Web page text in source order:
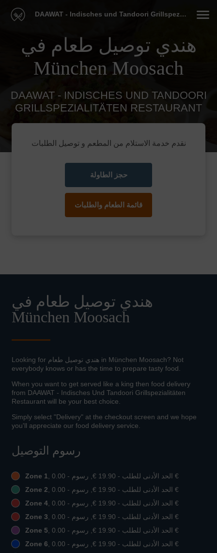
DAAWAT - Indisches und Tandoori Grillspezialitäten Restaurant
هندي توصيل طعام في
München Moosach
DAAWAT - INDISCHES UND TANDOORI
GRILLSPEZIALITÄTEN RESTAURANT
نقدم خدمة الاستلام من المطعم و توصيل الطلبات
حجز الطاولة
قائمة الطعام والطلبات
هندي توصيل طعام في
München Moosach
Looking for هندي توصيل طعام in München Moosach? Not
everybody knows or has the time to prepare tasty food.
When you want to get served like a king then food delivery
from DAAWAT - Indisches Und Tandoori Grillspezialitäten
Restaurant will be your best choice.
Simply select "Delivery" at the checkout screen and we hope
you'll appreciate our food delivery service.
رسوم التوصيل
Zone 1
, الحد الأدنى للطلب - ‏19.90 €, رسوم - ‏0.00 €
Zone 2
, الحد الأدنى للطلب - ‏19.90 €, رسوم - ‏0.00 €
Zone 4
, الحد الأدنى للطلب - ‏19.90 €, رسوم - ‏0.00 €
Zone 3
, الحد الأدنى للطلب - ‏19.90 €, رسوم - ‏0.00 €
Zone 5
, الحد الأدنى للطلب - ‏19.90 €, رسوم - ‏0.00 €
Zone 6
, الحد الأدنى للطلب - ‏19.90 €, رسوم - ‏0.00 €